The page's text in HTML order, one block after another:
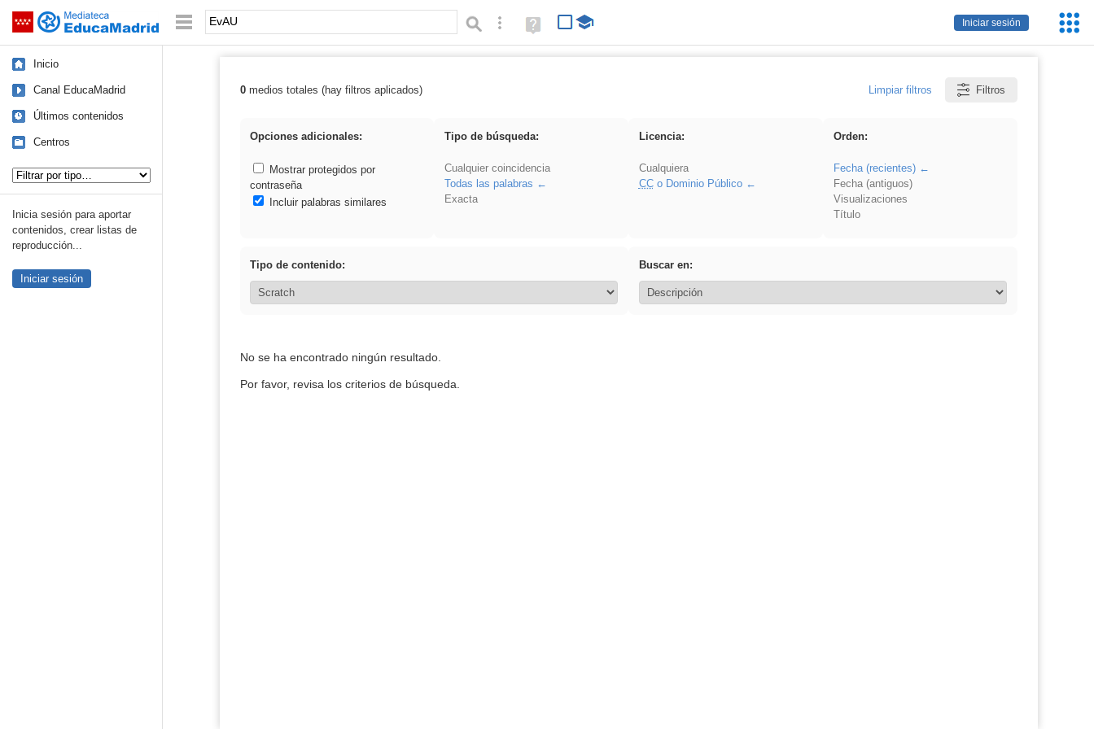
Saltar navegación
Iniciar sesión
Palabra o frase: Búsqueda avanzada
Ayuda
(en
Inicio
Canal EducaMadrid
Últimos contenidos
Centros
Inicia sesión para aportar
contenidos, crear listas de
reproducción...
Iniciar sesión
Resultados de: EvAU
0medios totales (hay filtros aplicados) Limpiar filtros Filtros
Opciones adicionales:
Mostrar protegidos por
contraseña
Incluir palabras similares
Tipo de búsqueda:
Cualquier coincidencia
Todas las palabras
Exacta
Licencia:
Cualquiera
CCo Dominio Público
Orden:
Fecha (recientes)
Fecha (antiguos)
Visualizaciones
Título
Tipo de contenido: Buscar en:
No se ha encontrado ningún resultado.
Por favor, revisa los criterios de búsqueda.